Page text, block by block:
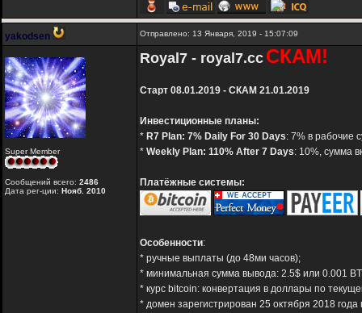
yakodsen Отправлено: 13 Января, 2019 - 15:07:09
Super Member
Сообщений всего: 2486
Дата рег-ции: Нояб. 2010
Royal7 - royal7.cc СКАМ!
Старт 08.01.2019 - СКАМ 21.01.2019
Инвестиционные планы:
* R7 Plan: 7% Daily For 30 Days: 7% в рабочие
* Weekly Plan: 110% After 7 Days: 10%, сумма
Платёжные системы:
Особенности:
* ручные выплаты (до 48ми часов);
* минимальная сумма вывода: 2.5$ или 0.001
* курс bitcoin: конвертация в доллары по
* домен зарегистрирован 25 октября 2018 года